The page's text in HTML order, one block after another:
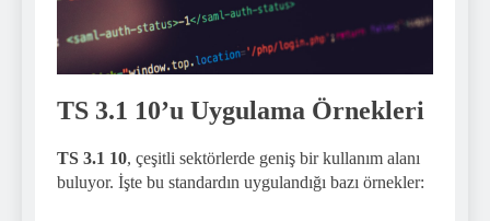
TS 3.1 10’u Uygulama Örnekleri
TS 3.1 10, çeşitli sektörlerde geniş bir kullanım alanı
buluyor. İşte bu standardın uygulandığı bazı örnekler: